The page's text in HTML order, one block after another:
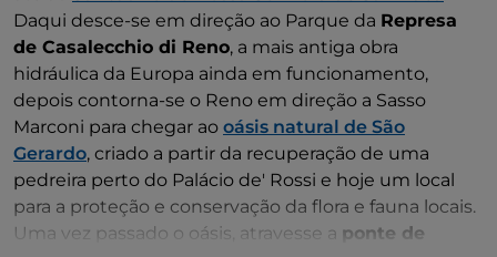
Daqui desce-se em direção ao Parque da Represa
de Casalecchio di Reno, a mais antiga obra
hidráulica da Europa ainda em funcionamento,
depois contorna-se o Reno em direção a Sasso
Marconi para chegar ao oásis natural de São
Gerardo, criado a partir da recuperação de uma
pedreira perto do Palácio de' Rossi e hoje um local
para a proteção e conservação da flora e fauna locais.
Uma vez passado o oásis, atravesse a ponte de